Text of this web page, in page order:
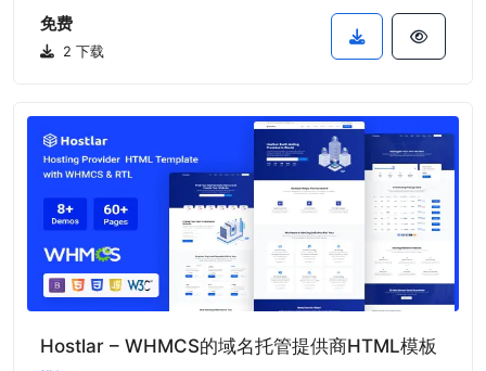
免费
2 下载
Hostlar – WHMCS的域名托管提供商HTML模板